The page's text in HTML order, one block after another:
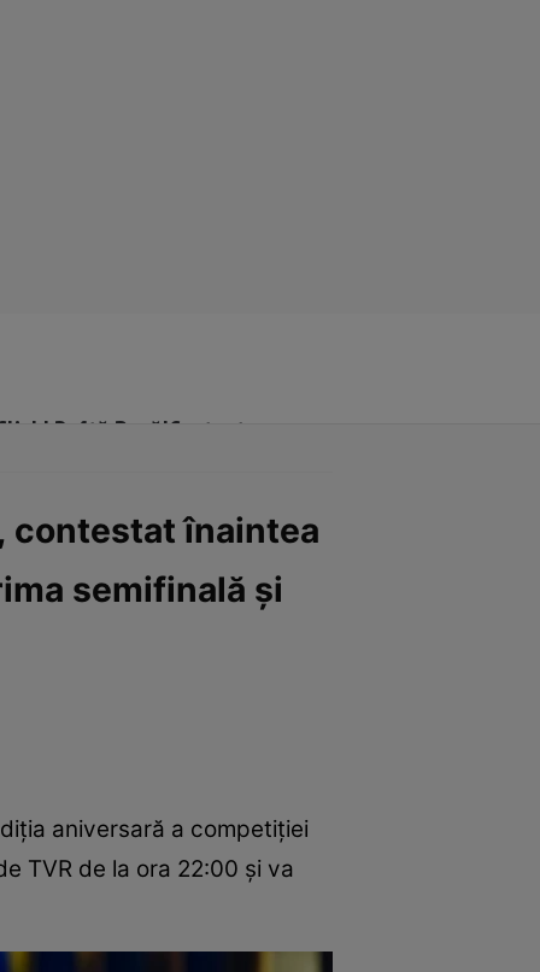
Poftă Bună!Contact
contestat înaintea
semifinală și
aniversară a competiției
TVR de la ora 22:00 și va